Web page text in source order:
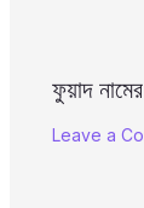
ফুয়াদ
Leave a